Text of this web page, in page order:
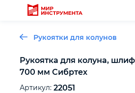
Отделочный инструмент
Рукоятки для колунов
Рукоятка для колуна,
700 мм Сибртех
Артикул: 22051